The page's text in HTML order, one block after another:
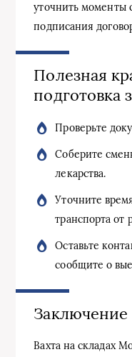
уточнить моменты
подписания
Полезная
подготовка
Проверьте
Соберите
лекарства.
Уточните
транспорта от
Оставьте
сообщите о
Заключение
Вахта на складах